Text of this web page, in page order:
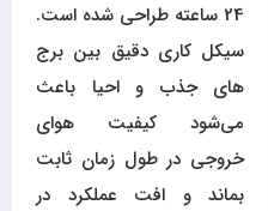
24 ساعته طراحی شده است.
سیکل کاری دقیق بین برج
های جذب و احیا باعث
می‌شود کیفیت هوای
خروجی در طول زمان ثابت
بماند و افت عملکرد در